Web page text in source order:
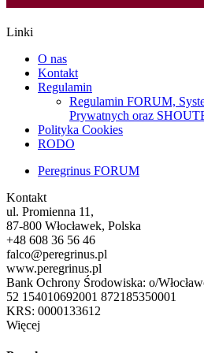
Linki
O nas
Kontakt
Regulamin
Regulamin FORUM,
Prywatnych oraz
Polityka Cookies
RODO
Peregrinus FORUM
Kontakt
ul. Promienna 11,
87-800 Włocławek, Polska
+48 608 36 56 46
falco@peregrinus.pl
www.peregrinus.pl
Bank Ochrony Środowiska: o/
52 154010692001 872185350001
KRS: 0000133612
Więcej